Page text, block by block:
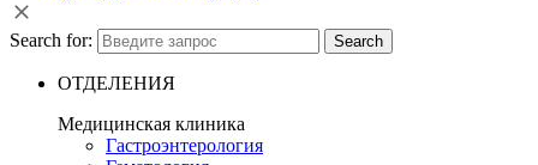
Search for: Search
ОТДЕЛЕНИЯ
Медицинская клиника
Гастроэнтерология